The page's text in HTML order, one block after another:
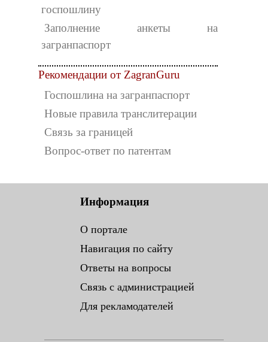
госпошлину
Заполнение анкеты на
загранпаспорт
Рекомендации от ZagranGuru
Госпошлина на загранпаспорт
Новые правила транслитерации
Связь за границей
Вопрос-ответ по патентам
Информация
О портале
Навигация по сайту
Ответы на вопросы
Связь с администрацией
Для рекламодателей